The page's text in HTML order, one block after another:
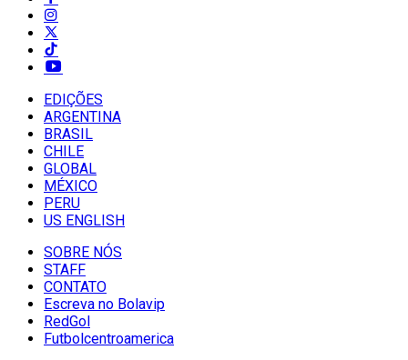
EDIÇÕES
ARGENTINA
BRASIL
CHILE
GLOBAL
MÉXICO
PERU
US ENGLISH
SOBRE NÓS
STAFF
CONTATO
Escreva no Bolavip
RedGol
Futbolcentroamerica